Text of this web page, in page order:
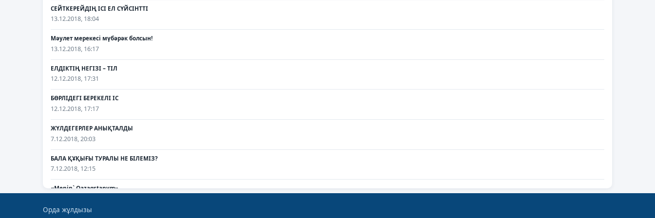
СЕЙТКЕРЕЙДІҢ ІСІ ЕЛ СҮЙСІНТТІ
13.12.2018, 18:04
Мәулет мерекесі мүбәрәк болсын!
13.12.2018, 16:17
ЕЛДІКТІҢ НЕГІЗІ – ТІЛ
12.12.2018, 17:31
БӨРЛІДЕГІ БЕРЕКЕЛІ ІС
12.12.2018, 17:17
ЖҮЛДЕГЕРЛЕР АНЫҚТАЛДЫ
7.12.2018, 20:03
БАЛА ҚҰҚЫҒЫ ТУРАЛЫ НЕ БІЛЕМІЗ?
7.12.2018, 12:15
«Menin` Qazaqstanym»
Орда жұлдызы